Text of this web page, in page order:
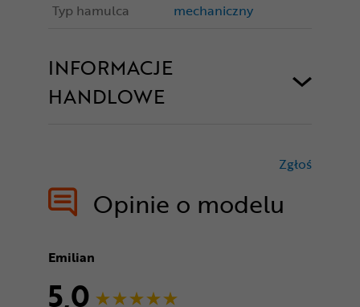
Typ hamulca
mechaniczny
INFORMACJE
HANDLOWE
Opinie o modelu
Zgłoś
Emilian
5,0